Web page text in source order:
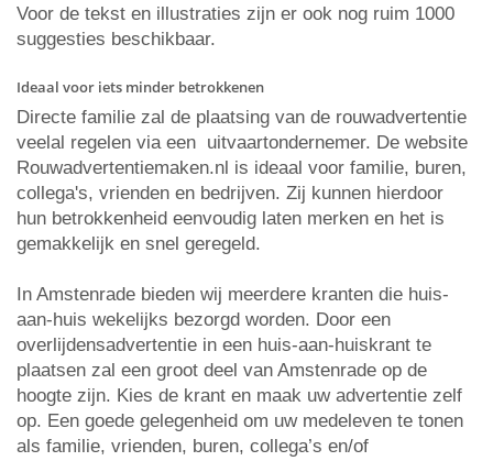
Voor de tekst en illustraties zijn er ook nog ruim 1000
suggesties beschikbaar.
Ideaal voor iets minder betrokkenen
Directe familie zal de plaatsing van de rouwadvertentie
veelal regelen via een uitvaartondernemer. De website
Rouwadvertentiemaken.nl is ideaal voor familie, buren,
collega's, vrienden en bedrijven. Zij kunnen hierdoor
hun betrokkenheid eenvoudig laten merken en het is
gemakkelijk en snel geregeld.
In Amstenrade bieden wij meerdere kranten die huis-
aan-huis wekelijks bezorgd worden. Door een
overlijdensadvertentie in een huis-aan-huiskrant te
plaatsen zal een groot deel van Amstenrade op de
hoogte zijn. Kies de krant en maak uw advertentie zelf
op. Een goede gelegenheid om uw medeleven te tonen
als familie, vrienden, buren, collega’s en/of